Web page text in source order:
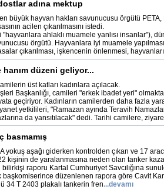
adına mektup
büyük hayvan hakları savunucusu örgütü
acilen çıkarılmasını istedi.
"hayvanlara ahlaklı muamele yanlısı insanlar"),
örgütü. Hayvanlara iyi muamele
çıkarılması, işkencenin önlenmesi,
hanım düzeni geliyor...
üst katları kadınlara açılacak.
Başkanlığı, camileri "erkek ibadet yeri"
geçiriyor. Kadınların camilerden daha fazla
yetkilileri, "Ramazan ayında Teravih
da yansıtılacak" dedi. Tarihi camilere,
basmamış
yokuş aşağı giderken kontrolden çıkan ve 17
kişinin de yaralanmasına neden olan tanker
bilirkişi raporu Kartal Cumhuriyet Savcılığına
başkomiserince düzenlenen rapora göre Cavit
34 T 2403 plakalı tankerin fren...devamı